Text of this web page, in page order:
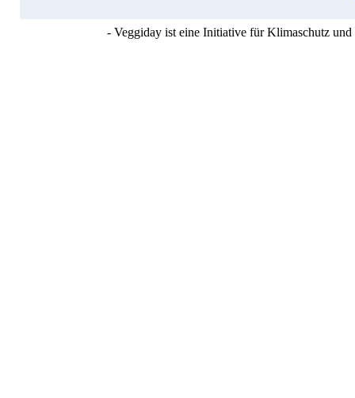
- Veggiday ist eine Initiative für Klimaschutz